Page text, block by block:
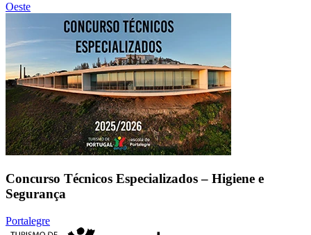
Oeste
Concurso Técnicos Especializados – Higiene e
Segurança
Portalegre